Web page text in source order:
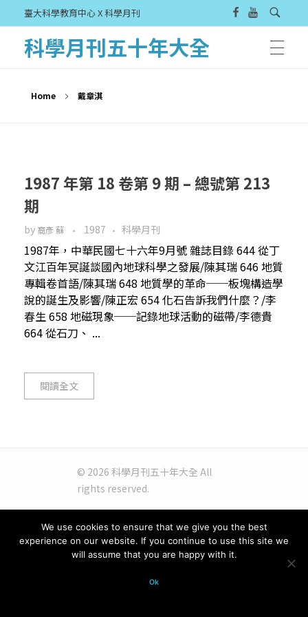
臺大科學教育中心 X 科學月刊
科學月刊五十年大全
Home 戴章淇
1987 年第 18 卷第 9 期 – 總號第 213
期
by 裔彥 蘇 1987 科學月刊
1987年，中華民國七十六年9月號 雜誌目錄 644 從丁
文江百年冥誕談國內地球科學之發展/陳其瑞 646 地質
專輯卷首語/陳其瑞 648 地質學的革命──板塊構造學
說的誕生及影響/陳正宏 654 化石告訴我們什麼？/李
春生 658 地磁現象──記錄地球活動的磁帶/李德貴
664 從石刀、 ...
閱讀全文
© 2026 科學月刊五十年大全 All
rights reserved.
We use cookies to ensure that we give you the best
experience on our website. If you continue to use this site we
will assume that you are happy with it.
Ok